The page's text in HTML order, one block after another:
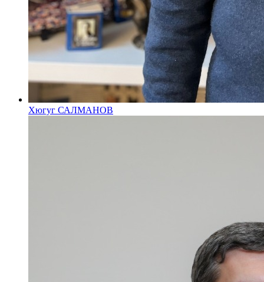
Хюгуг САЛМАНОВ